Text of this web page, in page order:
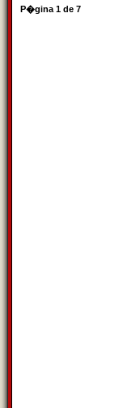
P�gina 1 de 7